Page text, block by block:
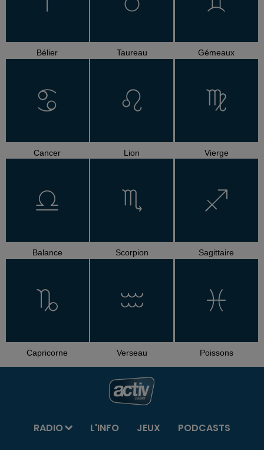
Bélier Taureau Gémeaux
Cancer Lion Vierge
Balance Scorpion Sagittaire
Capricorne Verseau Poissons
RADIO L'INFO JEUX
PODCASTS